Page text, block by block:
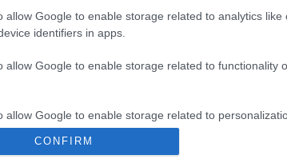
allow Google to enable storage related to analytics like
identifiers in apps.
allow Google to enable storage related to functionality
allow Google to enable storage related to
allow Google to enable storage related to security,
CONFIRM
az ütközéstől
is elveszítette rövid időre, más csak a
kórházba, miután Nógrádkövesd
csak a szerencsének köszönhető, hogy